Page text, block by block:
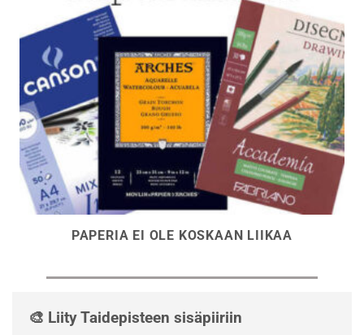
PAPERIA EI OLE KOSKAAN LIIKAA
🎨 Liity Taidepisteen sisäpiiriin